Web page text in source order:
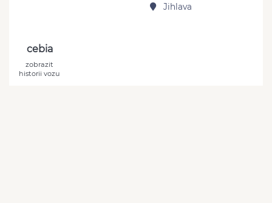
Jihlava
cebia
zobrazit
historii vozu